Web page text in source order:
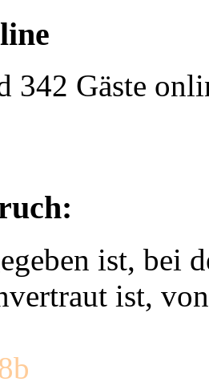
342 Gäste
ist, bei
ist,